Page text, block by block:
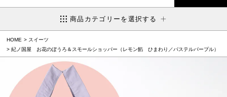
商品カテゴリーを選択する
HOME
スイーツ
紀ノ国屋 お花のぼうろ＆スモールショッパー（レモン餡 ひまわり／パステルパープル）